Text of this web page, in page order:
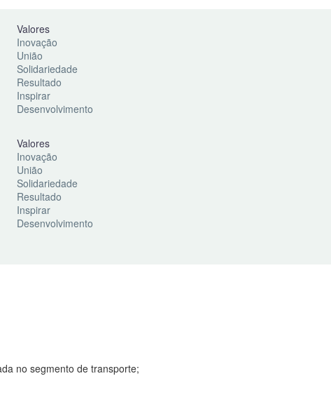
Valores
Inovação
União
Solidariedade
Resultado
Inspirar
Desenvolvimento
Valores
Inovação
União
Solidariedade
Resultado
Inspirar
Desenvolvimento
no segmento de transporte;